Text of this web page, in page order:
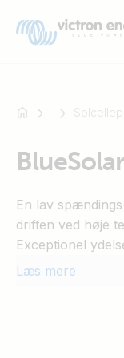
SmartSolar
Multiplus-
Orion
En lav
driften ved høje
Exceptionel
lysfølsomhed
Læs mere